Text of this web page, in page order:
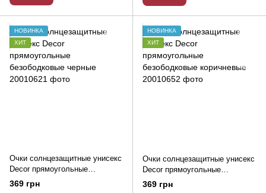
НОВИНКА
ХИТ
Очки солнцезащитные унисекс
Decor прямоугольные
безободковые черные
369 грн
НОВИНКА
ХИТ
Очки солнцезащитные унисекс
Decor прямоугольные
безободковые коричневые
369 грн